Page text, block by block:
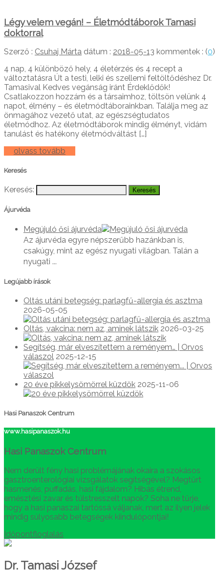
Légy velem vegán! – Életmódtáborok Tamasi
doktorral
Szerző : Csuhaj Márta dátum : 2018-05-13 kommentek : (0)
4 nap, 4 különböző hely, 4 életérzés és 4 recept a
változtatásra Út a testi, lelki és szellemi feltöltődéshez Dr.
Tamasival Kedves vegánság iránt Érdeklődők!
Csatlakozzon hozzám és a társaimhoz, töltsön velünk 4
napot, élmény – és életmódtáborainkban. Találja meg az
önmagához vezető utat, az egészségtudatos
életmódhoz. Az életmódtáborok mindig élményt, vidám
tanulást és hatékony életmódváltást […]
olvass tovább
Keresés
Keresés:
Ájurvéda
Megújuló ősi ájurvéda
Az ájurvéda egyre népszerűbb hazánkban is,
csakúgy, mint az egész nyugati világban. Talán a
nyugati ...
Legújabb írások
Oltás utáni betegség: parlagfű-allergia és asztma
2026-05-05
Oltás, vakcina: nem az, aminek látszik 2026-03-25
Segítség, már elveszítettem a reményem… | Orvos
válaszol 2025-12-15
20 éve pikkelysömörrel küzdök 2025-11-06
Hasi Panaszok Centrum
www.hasipanaszok.hu
Hasi Panaszok Centrum
Nem derült fény hasi problémájának okaira a szokásos
gasztroenterológiai vizsgálatok segítségével? Megtűrt
hasmenés, puffadás, hasi fájdalom? Hibás étrend,
emésztési zavar és túlstresszelt napok? Soha ne tűrje,
hogy a hasi panaszai tartóssá váljanak, mert az ilyen jelek
mindig súlyosabb betegségek kiindulópontjai!
Időpontfloglalás
Dr. Tamasi József